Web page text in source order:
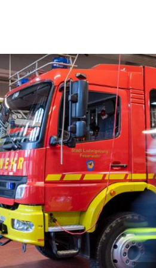
Pressemeldungen
Veranstaltungen
Einsätze
Berufung